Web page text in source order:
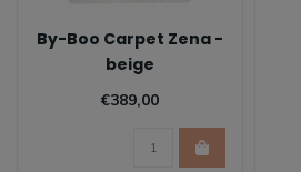
By-Boo Carpet Zena -
beige
€389,00